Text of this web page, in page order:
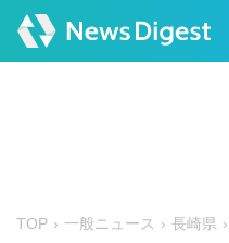
TOP 一般ニュース 長崎県